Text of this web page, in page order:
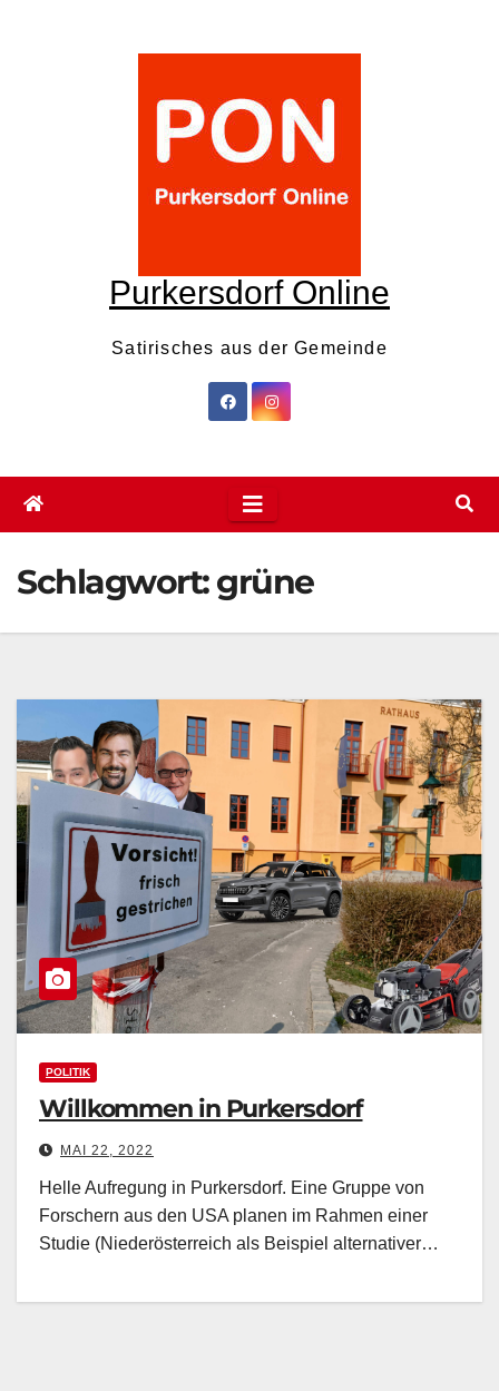
Purkersdorf Online
Satirisches aus der Gemeinde
Schlagwort:grüne
POLITIK
Willkommen in Purkersdorf
MAI 22, 2022
Helle Aufregung in Purkersdorf. Eine Gruppe von
Forschern aus den USA planen im Rahmen einer
Studie (Niederösterreich als Beispiel alternativer…